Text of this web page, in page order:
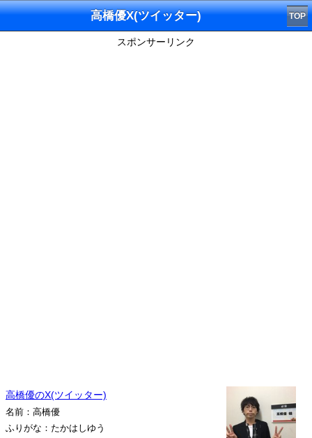
高橋優X(ツイッター) TOP
スポンサーリンク
高橋優のX(ツイッター)
名前：高橋優
ふりがな：たかはしゆう